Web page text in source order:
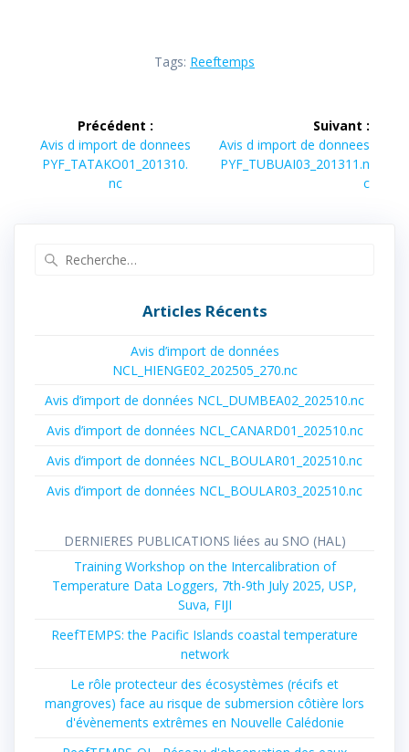
Tags: Reeftemps
Navigation
de
l’article
Précédent :
Article
précédent :
Avis d import de donnees
PYF_TATAKO01_201310.
nc
Suivant :
Article
suivant :
Avis d import de donnees
PYF_TUBUAI03_201311.n
c
Articles Récents
Avis d’import de données
NCL_HIENGE02_202505_270.nc
Avis d’import de données NCL_DUMBEA02_202510.nc
Avis d’import de données NCL_CANARD01_202510.nc
Avis d’import de données NCL_BOULAR01_202510.nc
Avis d’import de données NCL_BOULAR03_202510.nc
DERNIERES PUBLICATIONS liées au SNO (HAL)
Training Workshop on the Intercalibration of
Temperature Data Loggers, 7th-9th July 2025, USP,
Suva, FIJI
ReefTEMPS: the Pacific Islands coastal temperature
network
Le rôle protecteur des écosystèmes (récifs et
mangroves) face au risque de submersion côtière lors
d'évènements extrêmes en Nouvelle Calédonie